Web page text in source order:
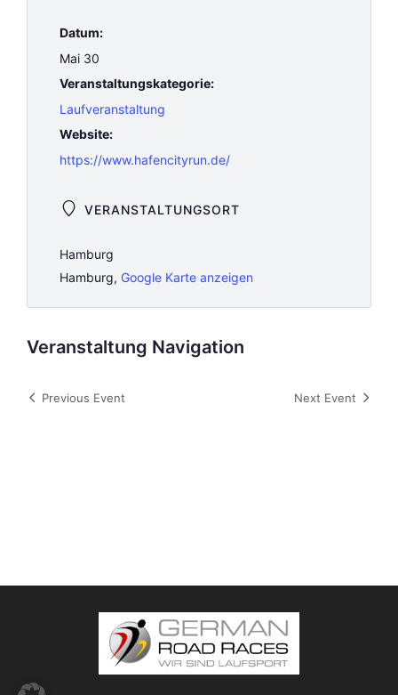
Datum:
Mai 30
Veranstaltungskategorie:
Laufveranstaltung
Website:
https://www.hafencityrun.de/
VERANSTALTUNGSORT
Hamburg
Hamburg, Google Karte anzeigen
Veranstaltung Navigation
Previous Event Next Event